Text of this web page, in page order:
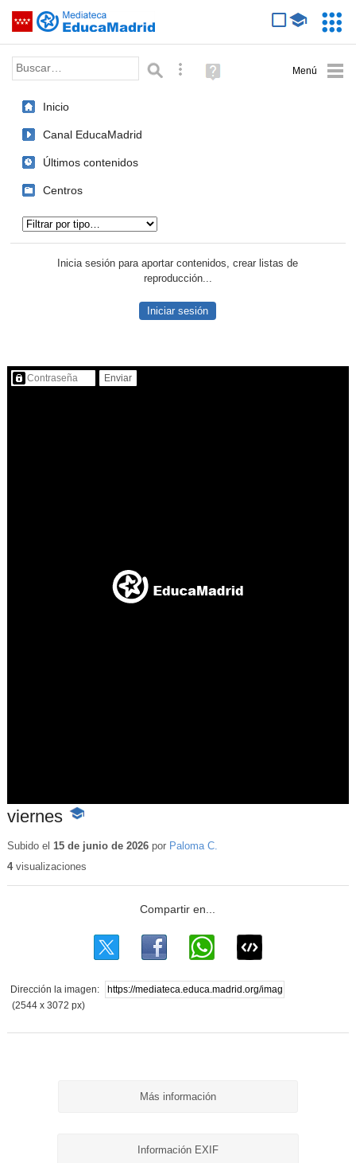
Saltar navegación
Palabra o frase: Búsqueda avanzada
Ayuda
(en
Inicio
Canal EducaMadrid
Últimos contenidos
Centros
Inicia sesión para aportar contenidos, crear listas de
reproducción...
Iniciar sesión
Contenido protegido…
viernes -
educativo
Subido el 15 de junio de 2026por Paloma C.
4visualizaciones
Dirección la imagen:
(2544 x 3072 px)
Más información
Información EXIF